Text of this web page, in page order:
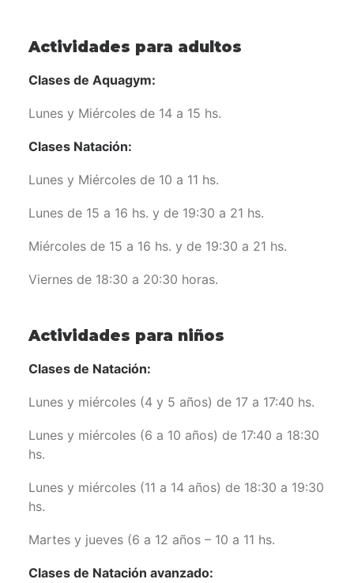
Actividades para adultos
Clases de Aquagym:
Lunes y Miércoles de 14 a 15 hs.
Clases Natación:
Lunes y Miércoles de 10 a 11 hs.
Lunes de 15 a 16 hs. y de 19:30 a 21 hs.
Miércoles de 15 a 16 hs. y de 19:30 a 21 hs.
Viernes de 18:30 a 20:30 horas.
Actividades para niños
Clases de Natación:
Lunes y miércoles (4 y 5 años) de 17 a 17:40 hs.
Lunes y miércoles (6 a 10 años) de 17:40 a 18:30
hs.
Lunes y miércoles (11 a 14 años) de 18:30 a 19:30
hs.
Martes y jueves (6 a 12 años – 10 a 11 hs.
Clases de Natación avanzado: